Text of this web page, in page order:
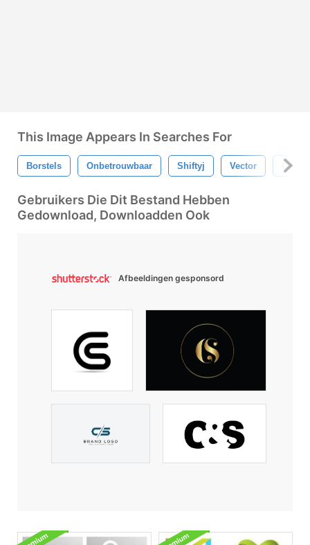
This Image Appears In Searches For
Borstels Onbetrouwbaar Shiftyj Vector
Gebruikers Die Dit Bestand Hebben
Gedownload, Downloadden Ook
Afbeeldingen gesponsord